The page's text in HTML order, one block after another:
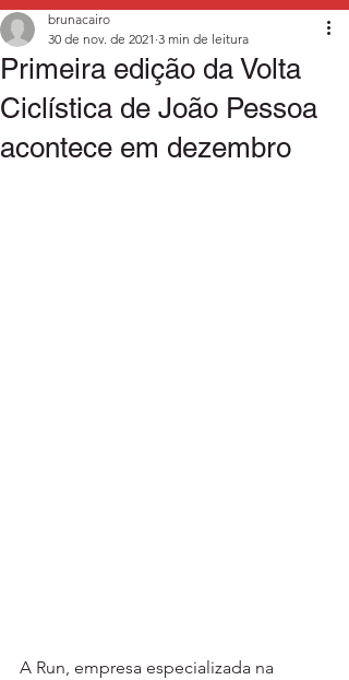
Primeira edição da Volta
Ciclística de João Pessoa
acontece em dezembro
brunacairo
30 de nov. de 2021 3 min de leitura
A Run, empresa especializada na